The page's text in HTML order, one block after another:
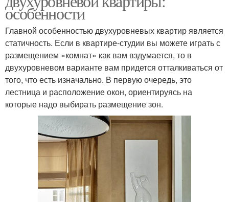
особенности
Главной особенностью двухуровневых квартир является
статичность. Если в квартире-студии вы можете играть с
размещением «комнат» как вам вздумается, то в
двухуровневом варианте вам придется отталкиваться от
того, что есть изначально. В первую очередь, это
лестница и расположение окон, ориентируясь на
которые надо выбирать размещение зон.